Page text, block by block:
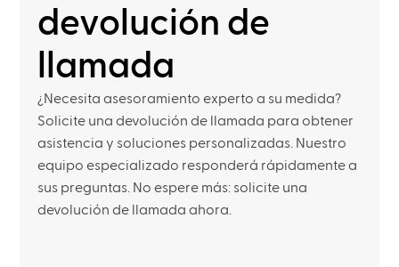
devolución de
llamada
¿Necesita asesoramiento experto a su medida?
Solicite una devolución de llamada para obtener
asistencia y soluciones personalizadas. Nuestro
equipo especializado responderá rápidamente a
sus preguntas. No espere más: solicite una
devolución de llamada ahora.